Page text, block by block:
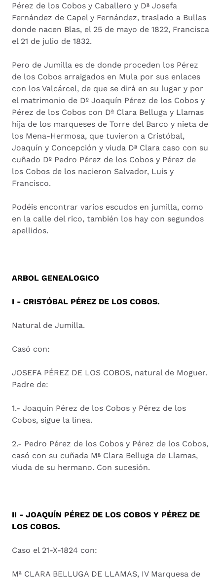
Pérez de los Cobos y Caballero y Dª Josefa
Fernández de Capel y Fernández, traslado a Bullas
donde nacen Blas, el 25 de mayo de 1822, Francisca
el 21 de julio de 1832.
Pero de Jumilla es de donde proceden los Pérez
de los Cobos arraigados en Mula por sus enlaces
con los Valcárcel, de que se dirá en su lugar y por
el matrimonio de Dº Joaquín Pérez de los Cobos y
Pérez de los Cobos con Dª Clara Belluga y Llamas
hija de los marqueses de Torre del Barco y nieta de
los Mena-Hermosa, que tuvieron a Cristóbal,
Joaquín y Concepción y viuda Dª Clara caso con su
cuñado Dº Pedro Pérez de los Cobos y Pérez de
los Cobos de los nacieron Salvador, Luis y
Francisco.
Podéis encontrar varios escudos en jumilla, como
en la calle del rico, también los hay con segundos
apellidos.
ARBOL GENEALOGICO
I - CRISTÓBAL PÉREZ DE LOS COBOS.
Natural de Jumilla.
Casó con:
JOSEFA PÉREZ DE LOS COBOS, natural de Moguer.
Padre de:
1.- Joaquín Pérez de los Cobos y Pérez de los
Cobos, sigue la línea.
2.- Pedro Pérez de los Cobos y Pérez de los Cobos,
casó con su cuñada Mª Clara Belluga de Llamas,
viuda de su hermano. Con sucesión.
II - JOAQUÍN PÉREZ DE LOS COBOS Y PÉREZ DE
LOS COBOS.
Caso el 21-X-1824 con:
Mª CLARA BELLUGA DE LLAMAS, IV Marquesa de